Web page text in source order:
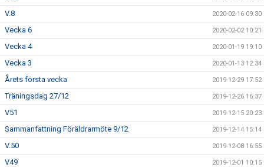
V.8 2020-02-16 09:30
Vecka 6 2020-02-02 10:21
Vecka 4 2020-01-19 19:10
Vecka 3 2020-01-13 12:34
Årets första vecka 2019-12-29 17:52
Träningsdag 27/12 2019-12-26 16:37
V51 2019-12-15 20:23
Sammanfattning Föräldrarmöte 9/12 2019-12-14 15:14
V.50 2019-12-08 16:55
V49 2019-12-01 10:15